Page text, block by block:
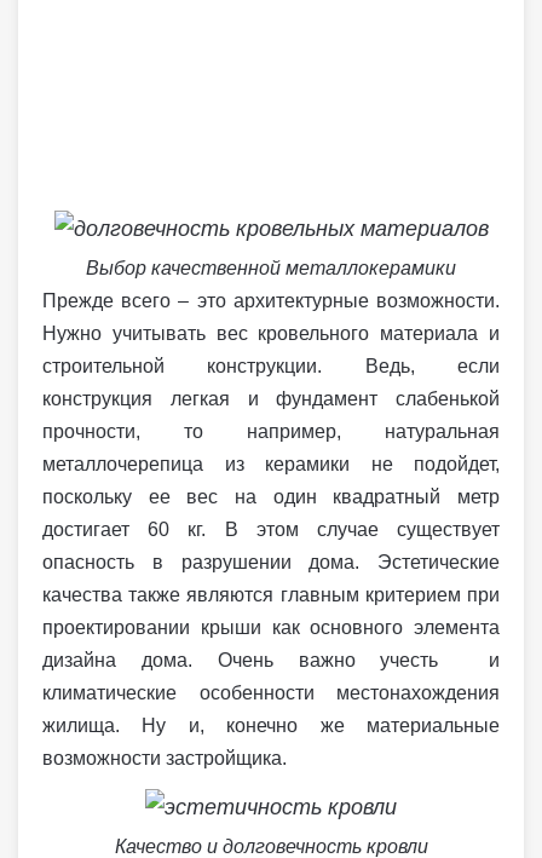
Выбор качественной металлокерамики
Прежде всего – это архитектурные возможности.
Нужно учитывать вес кровельного материала и
строительной конструкции. Ведь, если
конструкция легкая и фундамент слабенькой
прочности, то например, натуральная
металлочерепица из керамики не подойдет,
поскольку ее вес на один квадратный метр
достигает 60 кг. В этом случае существует
опасность в разрушении дома. Эстетические
качества также являются главным критерием при
проектировании крыши как основного элемента
дизайна дома. Очень важно учесть и
климатические особенности местонахождения
жилища. Ну и, конечно же материальные
возможности застройщика.
Качество и долговечность кровли